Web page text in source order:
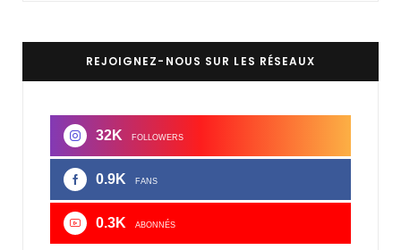
REJOIGNEZ-NOUS SUR LES RÉSEAUX
32K FOLLOWERS
0.9K FANS
0.3K ABONNÉS